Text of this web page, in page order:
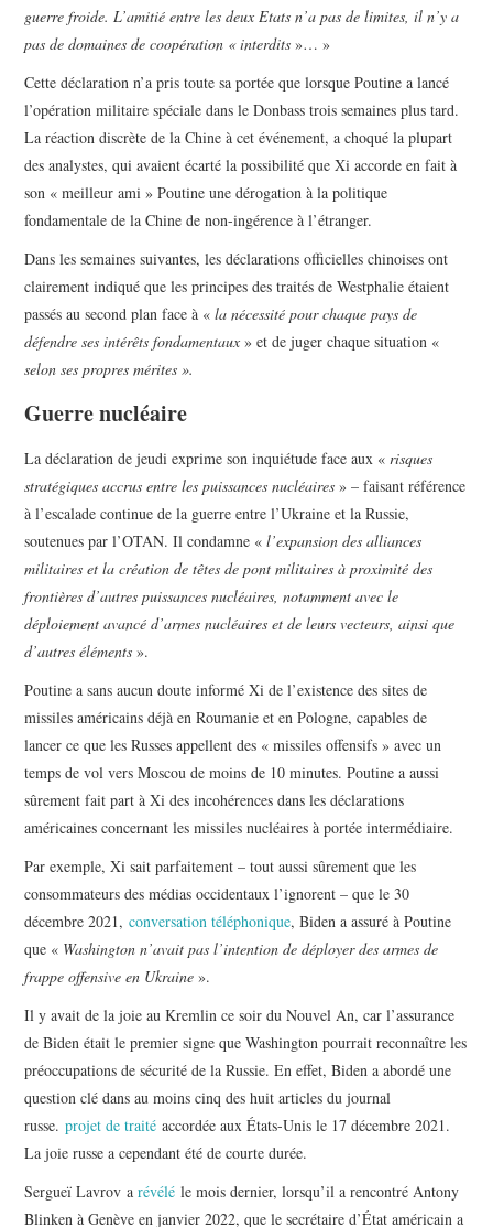
guerre froide. L’amitié entre les deux Etats n’a pas de limites, il n’y a
pas de domaines de coopération « interdits »… »
Cette déclaration n’a pris toute sa portée que lorsque Poutine a lancé
l’opération militaire spéciale dans le Donbass trois semaines plus tard.
La réaction discrète de la Chine à cet événement, a choqué la plupart
des analystes, qui avaient écarté la possibilité que Xi accorde en fait à
son « meilleur ami » Poutine une dérogation à la politique
fondamentale de la Chine de non-ingérence à l’étranger.
Dans les semaines suivantes, les déclarations officielles chinoises ont
clairement indiqué que les principes des traités de Westphalie étaient
passés au second plan face à «la nécessité pour chaque pays de
défendre ses intérêts fondamentaux » et de juger chaque situation «
selon ses propres mérites ».
Guerre nucléaire
La déclaration de jeudi exprime son inquiétude face aux « risques
stratégiques accrus entre les puissances nucléaires» – faisant référence
à l’escalade continue de la guerre entre l’Ukraine et la Russie,
soutenues par l’OTAN. Il condamne «l’expansion des alliances
militaires et la création de têtes de pont militaires à proximité des
frontières d’autres puissances nucléaires, notamment avec le
déploiement avancé d’armes nucléaires et de leurs vecteurs, ainsi que
d’autres éléments ».
Poutine a sans aucun doute informé Xi de l’existence des sites de
missiles américains déjà en Roumanie et en Pologne, capables de
lancer ce que les Russes appellent des « missiles offensifs » avec un
temps de vol vers Moscou de moins de 10 minutes. Poutine a aussi
sûrement fait part à Xi des incohérences dans les déclarations
américaines concernant les missiles nucléaires à portée intermédiaire.
Par exemple, Xi sait parfaitement – ​​tout aussi sûrement que les
consommateurs des médias occidentaux l’ignorent – ​​que le 30
décembre 2021,conversation téléphonique, Biden a assuré à Poutine
que « Washington n’avait pas l’intention de déployer des armes de
frappe offensive en Ukraine».
Il y avait de la joie au Kremlin ce soir du Nouvel An, car l’assurance
de Biden était le premier signe que Washington pourrait reconnaître les
préoccupations de sécurité de la Russie. En effet, Biden a abordé une
question clé dans au moins cinq des huit articles du journal
russe.projet de traité accordée aux États-Unis le 17 décembre 2021.
La joie russe a cependant été de courte durée.
Sergueï Lavrov arévélé le mois dernier, lorsqu’il a rencontré Antony
Blinken à Genève en janvier 2022, que le secrétaire d’État américain a